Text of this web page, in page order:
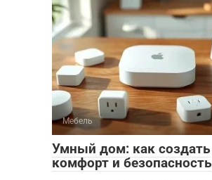
Мебель
Умный дом: как создать
комфорт и безопасность